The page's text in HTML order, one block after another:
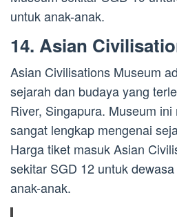
untuk anak-anak.
14. Asian
Asian Civilisations Museum
sejarah dan budaya yang
River, Singapura. Museum
sangat lengkap mengenai
Harga tiket masuk Asian
sekitar SGD 12 untuk
anak-anak.